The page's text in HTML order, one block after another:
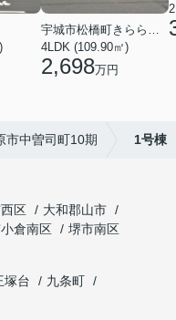
4LDK (109.90㎡)
2,698万円
市中曽司町10期 1号棟
区
大和郡山市
倉南区
堺市南区
塚台
九条町